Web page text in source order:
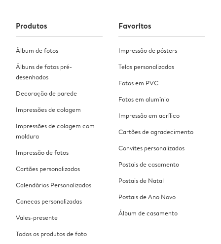
Produtos
Álbum de fotos
Álbuns de fotos pré-
desenhados
Decoração de parede
Impressões de colagem
Impressões de colagem com
moldura
Impressão de fotos
Cartões personalizados
Calendários Personalizados
Canecas personalizadas
Vales-presente
Todos os produtos de foto
Favoritos
Impressão de pósters
Telas personalizadas
Fotos em PVC
Fotos em alumínio
Impressão em acrílico
Cartões de agradecimento
Convites personalizados
Postais de casamento
Postais de Natal
Postais de Ano Novo
Álbum de casamento